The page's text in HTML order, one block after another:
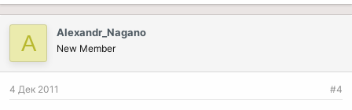
A Alexandr_Nagano
New Member
4 Дек 2011 #4